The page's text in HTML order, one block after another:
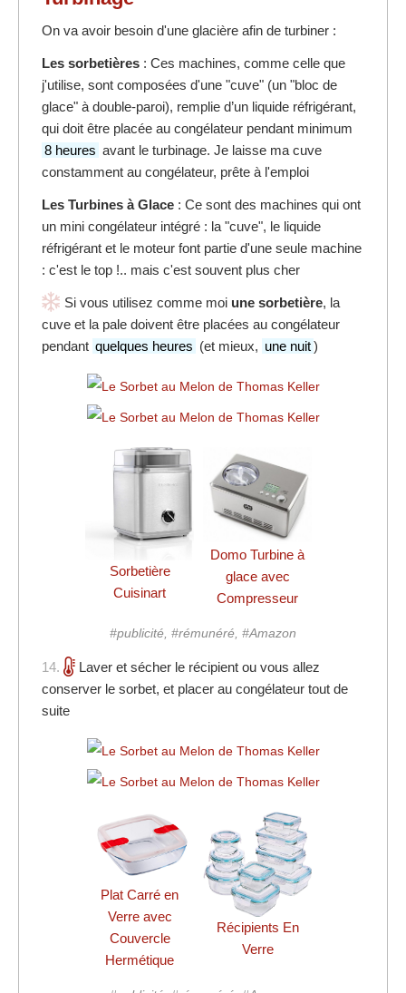
On va avoir besoin d'une glacière afin de turbiner :
Les sorbetières : Ces machines, comme celle que
j'utilise, sont composées d'une "cuve" (un "bloc de
glace" à double-paroi), remplie d’un liquide réfrigérant,
qui doit être placée au congélateur pendant minimum
8 heures avant le turbinage. Je laisse ma cuve
constamment au congélateur, prête à l'emploi
Les Turbines à Glace : Ce sont des machines qui ont
un mini congélateur intégré : la "cuve", le liquide
réfrigérant et le moteur font partie d'une seule machine
: c'est le top !.. mais c'est souvent plus cher
Si vous utilisez comme moi une sorbetière, la
cuve et la pale doivent être placées au congélateur
pendant quelques heures (et mieux, une nuit)
Sorbetière
Cuisinart
Domo Turbine à
glace avec
Compresseur
#publicité, #rémunéré, #Amazon
14.
Laver et sécher le récipient ou vous allez
conserver le sorbet, et placer au congélateur tout de
suite
Plat Carré en
Verre avec
Couvercle
Hermétique
Récipients En
Verre